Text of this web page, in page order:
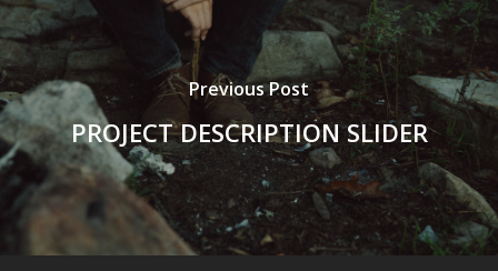
Previous Post
PROJECT DESCRIPTION SLIDER